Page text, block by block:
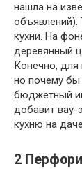
нашла на
объявлений).
кухни. На
деревянный
Конечно, для
но почему бы
бюджетный
добавит вау-
кухню на
2